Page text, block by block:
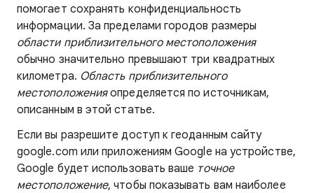
помогает сохранять конфиденциальность
информации. За пределами городов размеры
области приблизительного местоположения
обычно значительно превышают три квадратных
километра. Область приблизительного
местоположенияопределяется по источникам,
описанным в этой статье.
Если вы разрешите доступ к геоданным сайту
google.com или приложениям Google на устройстве,
Google будет использовать ваше точное
местоположение, чтобы показывать вам наиболее